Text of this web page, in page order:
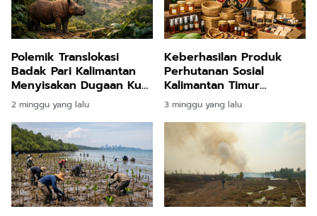
Polemik Translokasi
Badak Pari Kalimantan
Menyisakan Dugaan Kuat
Intervensi Kepentingan
Industri Pertambangan
2 minggu yang lalu
Keberhasilan Produk
Perhutanan Sosial
Kalimantan Timur
Menembus Pasar
Modern dan
Mancanegara
3 minggu yang lalu